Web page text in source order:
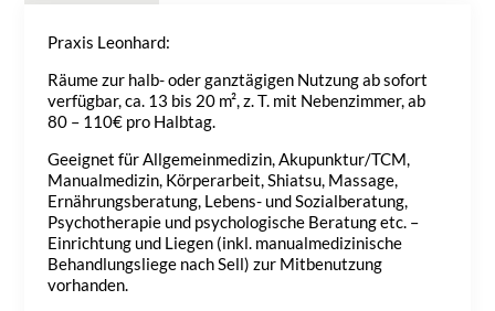
Praxis Leonhard:
Räume zur halb- oder ganztägigen Nutzung ab sofort
verfügbar, ca. 13 bis 20 m², z. T. mit Nebenzimmer, ab
80 – 110€ pro Halbtag.
Geeignet für Allgemeinmedizin, Akupunktur/TCM,
Manualmedizin, Körperarbeit, Shiatsu, Massage,
Ernährungsberatung, Lebens- und Sozialberatung,
Psychotherapie und psychologische Beratung etc. –
Einrichtung und Liegen (inkl. manualmedizinische
Behandlungsliege nach Sell) zur Mitbenutzung
vorhanden.